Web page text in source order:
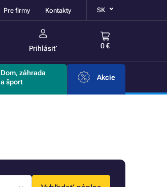
Pre firmy Kontakty SK
Prihlásiť 0 €
Dom, záhrada
a šport
Akcie